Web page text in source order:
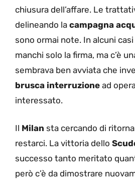
chiusura dell’affare. Le
delineando la campagna
sono ormai note. In alcuni
manchi solo la firma, ma c’è
sembrava ben avviata che
brusca interruzione ad
interessato.
Il Milan sta cercando di
restarci. La vittoria dello
successo tanto meritato
però c’è da dimostrare